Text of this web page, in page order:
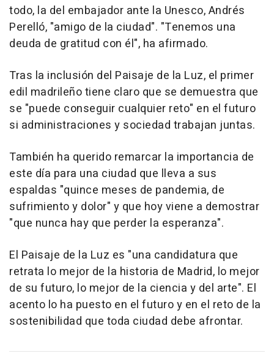
todo, la del embajador ante la Unesco, Andrés
Perelló, "amigo de la ciudad". "Tenemos una
deuda de gratitud con él", ha afirmado.
Tras la inclusión del Paisaje de la Luz, el primer
edil madrileño tiene claro que se demuestra que
se "puede conseguir cualquier reto" en el futuro
si administraciones y sociedad trabajan juntas.
También ha querido remarcar la importancia de
este día para una ciudad que lleva a sus
espaldas "quince meses de pandemia, de
sufrimiento y dolor" y que hoy viene a demostrar
"que nunca hay que perder la esperanza".
El Paisaje de la Luz es "una candidatura que
retrata lo mejor de la historia de Madrid, lo mejor
de su futuro, lo mejor de la ciencia y del arte". El
acento lo ha puesto en el futuro y en el reto de la
sostenibilidad que toda ciudad debe afrontar.